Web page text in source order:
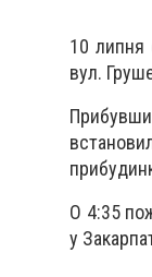
10 липня
вул.
О 4:35
у